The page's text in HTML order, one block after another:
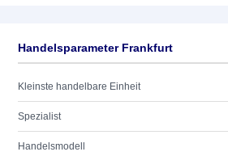
Handelsparameter Frankfurt
Kleinste handelbare Einheit
Spezialist
Handelsmodell